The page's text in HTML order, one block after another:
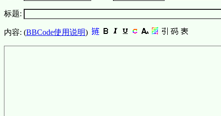
标题:
内容: (BBCode使用说明)